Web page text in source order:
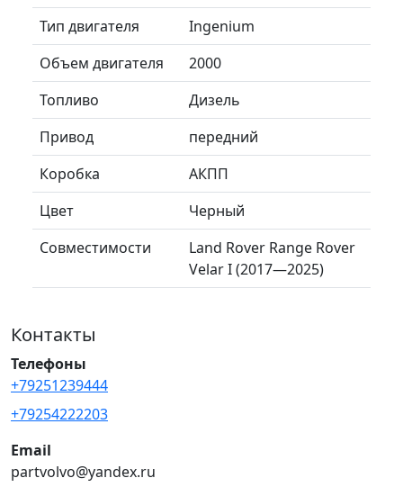
Тип двигателя
Ingenium
Объем двигателя
2000
Топливо
Дизель
Привод
передний
Коробка
АКПП
Цвет
Черный
Совместимости
Land Rover Range Rover
Velar I (2017—2025)
Контакты
Телефоны
+79251239444
+79254222203
Email
partvolvo@yandex.ru